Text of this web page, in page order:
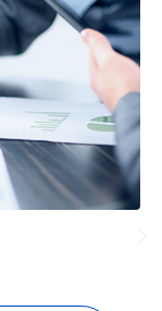
才需求的培养基地为
愿意从事销售工作，
养销售人才不再难，